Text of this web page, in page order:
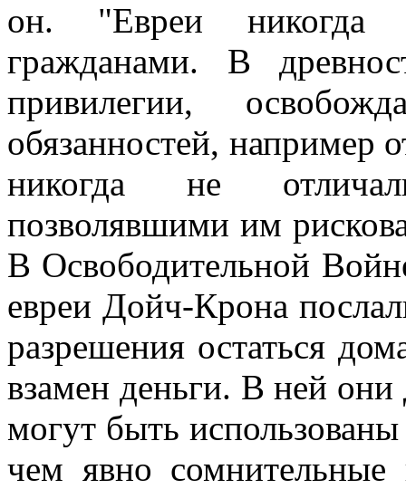
он. "Евреи никогда
гражданами. В
привилегии,
обязанностей, например
никогда не
позволявшими им
В Освободительной
евреи Дойч-Крона
разрешения остаться
взамен деньги. В ней они
могут быть
чем явно сомнительные